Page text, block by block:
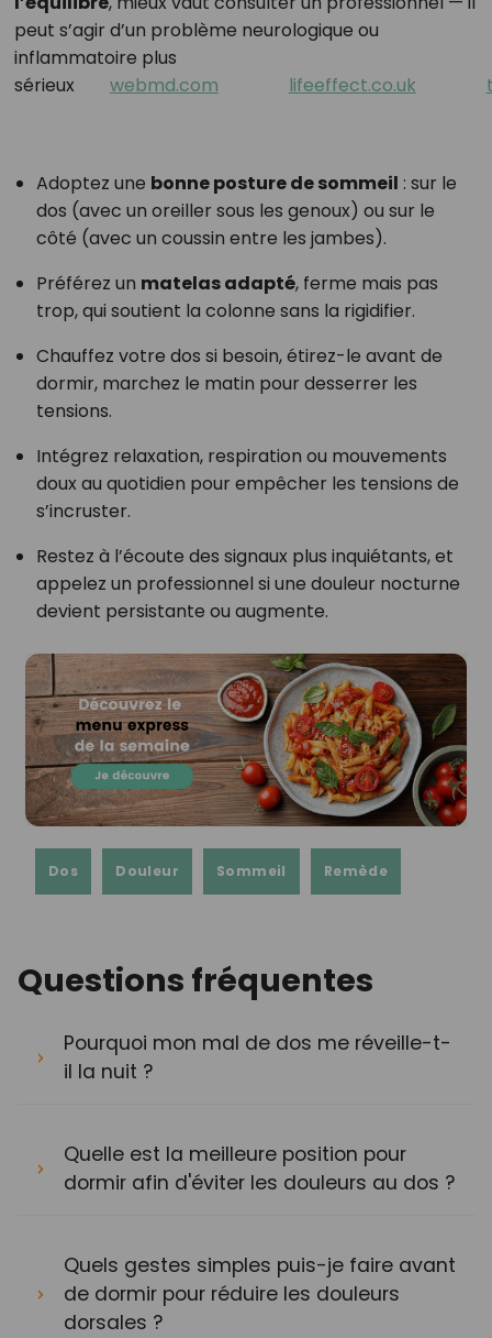
peut s’agir d’un problème neurologique ou
inflammatoire plus
sérieux
webmd.com lifeeffect.co.uk
Adoptez une bonne posture de sommeil : sur le
dos (avec un oreiller sous les genoux) ou sur le
côté (avec un coussin entre les jambes).
Préférez un matelas adapté, ferme mais pas
trop, qui soutient la colonne sans la rigidifier.
Chauffez votre dos si besoin, étirez-le avant de
dormir, marchez le matin pour desserrer les
tensions.
Intégrez relaxation, respiration ou mouvements
doux au quotidien pour empêcher les tensions de
s’incruster.
Restez à l’écoute des signaux plus inquiétants, et
appelez un professionnel si une douleur nocturne
devient persistante ou augmente.
Dos Douleur Sommeil Remède
Questions fréquentes
Pourquoi mon mal de dos me réveille-t-
il la nuit ?
Quelle est la meilleure position pour
dormir afin d'éviter les douleurs au dos ?
Quels gestes simples puis-je faire avant
de dormir pour réduire les douleurs
dorsales ?